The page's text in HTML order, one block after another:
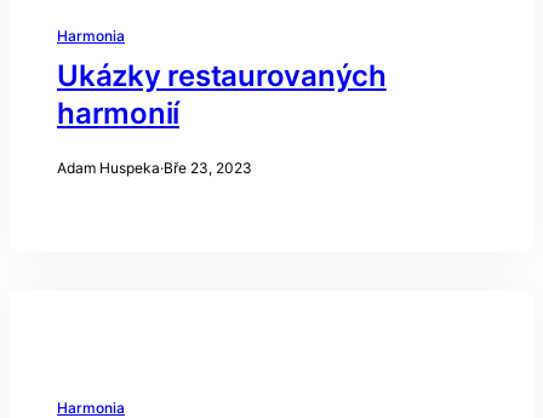
Harmonia
Ukázky restaurovaných
harmonií
Adam Huspeka·Bře 23, 2023
Harmonia